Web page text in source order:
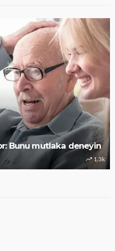
Bunu mutlaka deneyin
1.3k